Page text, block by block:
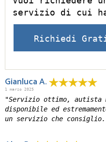
servizio di cui
Richiedi
Gianluca A.
1 marzo 2025
"Servizio ottimo, autista
disponibile ed
un servizio che